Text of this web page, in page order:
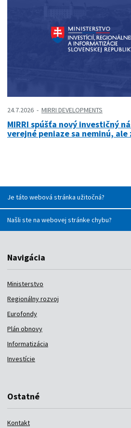
24.7.2026 MIRRI DEVELOPMENTS
MIRRI spúšťa nový investičný
verejné peniaze sa neminú,
Je táto webová stránka užitočná?
Našli ste na webovej stránke chybu?
Navigácia
Ministerstvo
Regionálny rozvoj
Eurofondy
Plán obnovy
Informatizácia
Investície
Ostatné
Kontakt